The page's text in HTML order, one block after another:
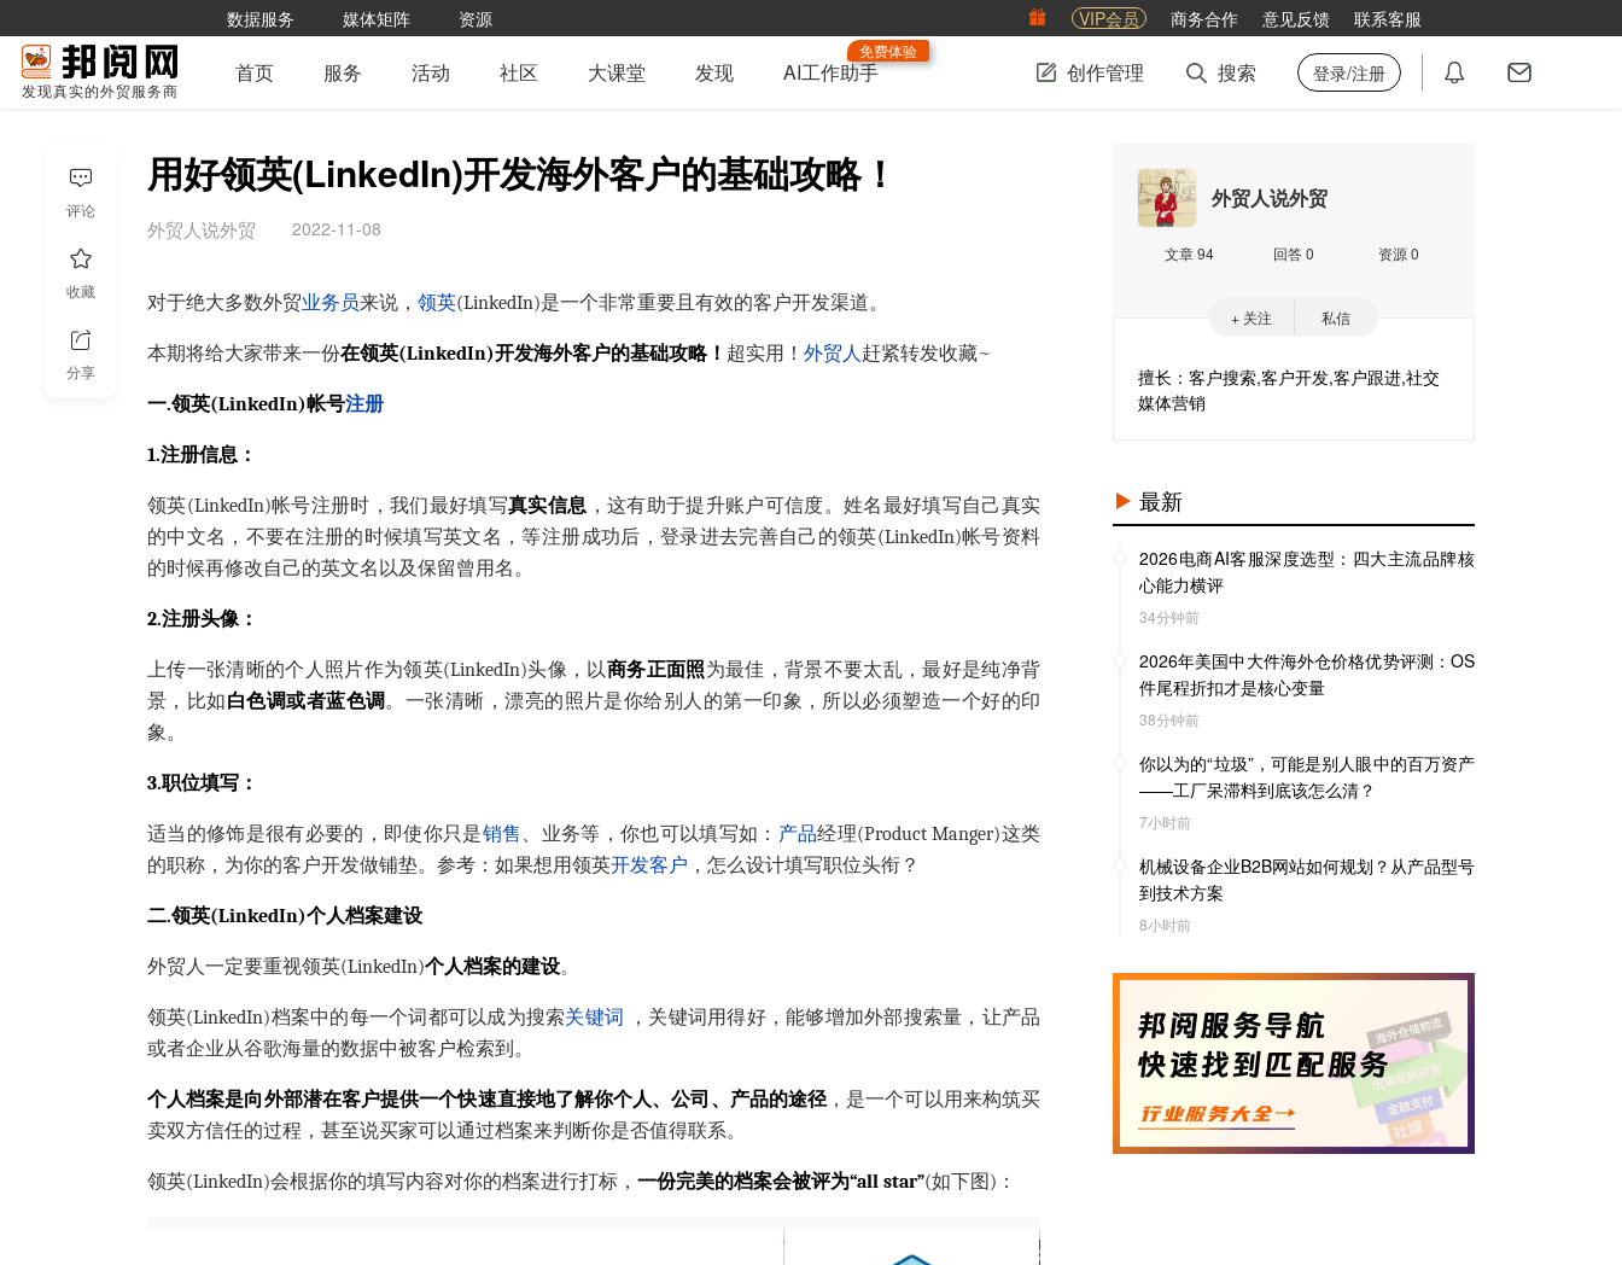
数据服务 媒体矩阵 资源 VIP会员 商务合作 意见反馈 联系客服
发现真实的外贸服务商
首页 服务 活动 社区 大课堂 发现 AI工作助手
免费体验
创作管理 搜索 登录/注册
用好领英(LinkedIn)开发海外客户的基础攻略！
外贸人说外贸 2022-11-08
对于绝大多数外贸业务员来说， 领英(LinkedIn)是一个非常重要且有效的客户开发渠道。
本期将给大家带来一份在领英(LinkedIn)开发海外客户的基础攻略！ 超实用！ 外贸人赶紧转发收藏~
一.领英(LinkedIn)帐号注册
1.注册信息：
领英(LinkedIn)帐号注册时，我们最好填写真实信息 ，这有助于提升账户可信度。姓名最好填写自己真实
的中文名，不要在注册的时候填写英文名，等注册成功后，登录进去完善自己的领英(LinkedIn)帐号资料
的时候再修改自己的英文名以及保留曾用名。
2.注册头像：
上传一张清晰的个人照片作为领英(LinkedIn)头像，以商务正面照为最佳，背景不要太乱，最好是纯净背
景，比如白色调或者蓝色调。一张清晰，漂亮的照片是你给别人的第一印象，所以必须塑造一个好的印
象。
3.职位填写：
适当的修饰是很有必要的，即使你只是销售 、业务等，你也可以填写如： 产品经理(Product Manger)这类
的职称，为你的客户开发做铺垫。参考：如果想用领英开发客户 ，怎么设计填写职位头衔？
二.领英(LinkedIn)个人档案建设
外贸人一定要重视领英(LinkedIn)个人档案的建设。
领英(LinkedIn)档案中的每一个词都可以成为搜索关键词
，关键词用得好，能够增加外部搜索量，让产品
或者企业从谷歌海量的数据中被客户检索到。
个人档案是向外部潜在客户提供一个快速直接地了解你个人、公司、产品的途径，是一个可以用来构筑买
卖双方信任的过程，甚至说买家可以通过档案来判断你是否值得联系。
领英(LinkedIn)会根据你的填写内容对你的档案进行打标， 一份完美的档案会被评为“all star”(如下图)：
评论
收藏
分享
外贸人说外贸
文章 94 回答 0 资源 0
+ 关注 私信
擅长：客户搜索,客户开发,客户跟进,社交
媒体营销
最新
2026电商AI客服深度选型：四大主流品牌核
心能力横评
34分钟前
2026年美国中大件海外仓价格优势评测：OS
件尾程折扣才是核心变量
38分钟前
你以为的“垃圾”，可能是别人眼中的百万资产
——工厂呆滞料到底该怎么清？
7小时前
机械设备企业B2B网站如何规划？从产品型号
到技术方案
8小时前